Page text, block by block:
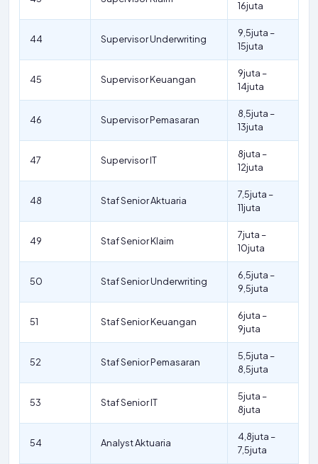
16juta
44 Supervisor Underwriting
9,5juta –
15juta
45 Supervisor Keuangan
9juta –
14juta
46 Supervisor Pemasaran
8,5juta –
13juta
47 Supervisor IT
8juta –
12juta
48 Staf Senior Aktuaria
7,5juta –
11juta
49 Staf Senior Klaim
7juta –
10juta
50 Staf Senior Underwriting
6,5juta –
9,5juta
51 Staf Senior Keuangan
6juta –
9juta
52 Staf Senior Pemasaran
5,5juta –
8,5juta
53 Staf Senior IT
5juta –
8juta
54 Analyst Aktuaria
4,8juta –
7,5juta